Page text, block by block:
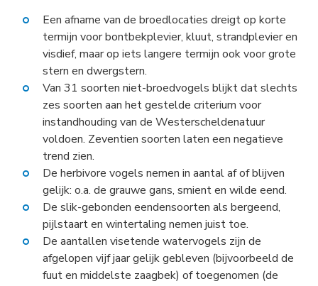
Een afname van de broedlocaties dreigt op korte
termijn voor bontbekplevier, kluut, strandplevier en
visdief, maar op iets langere termijn ook voor grote
stern en dwergstern.
Van 31 soorten niet-broedvogels blijkt dat slechts
zes soorten aan het gestelde criterium voor
instandhouding van de Westerscheldenatuur
voldoen. Zeventien soorten laten een negatieve
trend zien.
De herbivore vogels nemen in aantal af of blijven
gelijk: o.a. de grauwe gans, smient en wilde eend.
De slik-gebonden eendensoorten als bergeend,
pijlstaart en wintertaling nemen juist toe.
De aantallen visetende watervogels zijn de
afgelopen vijf jaar gelijk gebleven (bijvoorbeeld de
fuut en middelste zaagbek) of toegenomen (de